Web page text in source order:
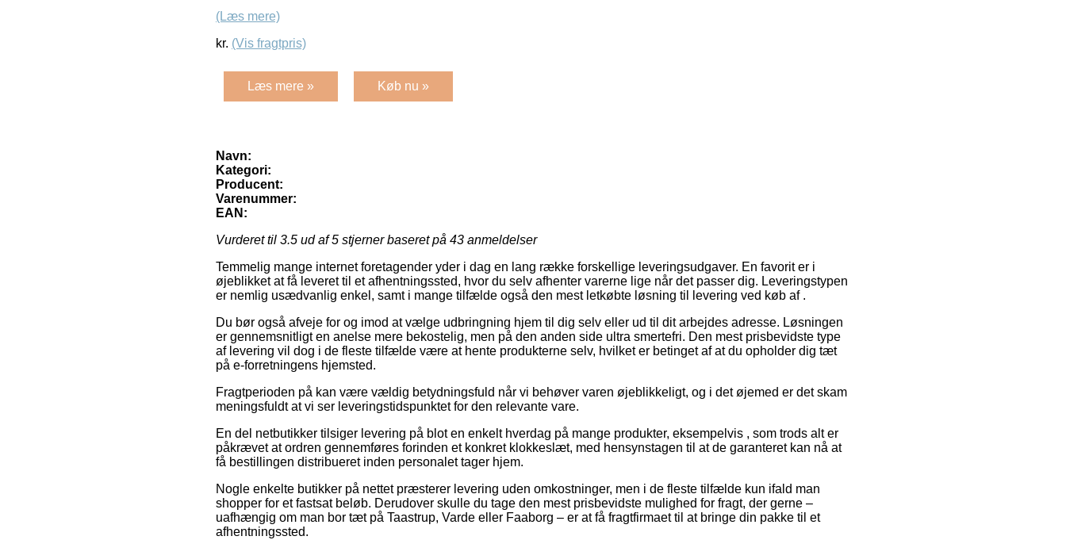
(Læs mere)
kr. (Vis fragtpris)
Læs mere » Køb nu »
Navn:
Kategori:
Producent:
Varenummer:
EAN:
Vurderet til 3.5 ud af 5 stjerner baseret på 43 anmeldelser
Temmelig mange internet foretagender yder i dag en lang række forskellige leveringsudgaver. En favorit er i
øjeblikket at få leveret til et afhentningssted, hvor du selv afhenter varerne lige når det passer dig. Leveringstypen
er nemlig usædvanlig enkel, samt i mange tilfælde også den mest letkøbte løsning til levering ved køb af .
Du bør også afveje for og imod at vælge udbringning hjem til dig selv eller ud til dit arbejdes adresse. Løsningen
er gennemsnitligt en anelse mere bekostelig, men på den anden side ultra smertefri. Den mest prisbevidste type
af levering vil dog i de fleste tilfælde være at hente produkterne selv, hvilket er betinget af at du opholder dig tæt
på e-forretningens hjemsted.
Fragtperioden på kan være vældig betydningsfuld når vi behøver varen øjeblikkeligt, og i det øjemed er det skam
meningsfuldt at vi ser leveringstidspunktet for den relevante vare.
En del netbutikker tilsiger levering på blot en enkelt hverdag på mange produkter, eksempelvis , som trods alt er
påkrævet at ordren gennemføres forinden et konkret klokkeslæt, med hensynstagen til at de garanteret kan nå at
få bestillingen distribueret inden personalet tager hjem.
Nogle enkelte butikker på nettet præsterer levering uden omkostninger, men i de fleste tilfælde kun ifald man
shopper for et fastsat beløb. Derudover skulle du tage den mest prisbevidste mulighed for fragt, der gerne –
uafhængig om man bor tæt på Taastrup, Varde eller Faaborg – er at få fragtfirmaet til at bringe din pakke til et
afhentningssted.